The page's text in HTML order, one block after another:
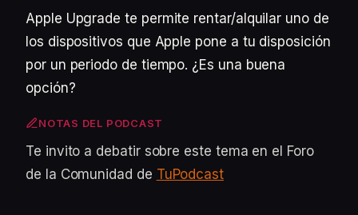
Apple Upgrade te permite rentar/alquilar uno de
los dispositivos que Apple pone a tu disposición
por un periodo de tiempo. ¿Es una buena
opción?
NOTAS DEL PODCAST
Te invito a debatir sobre este tema en el Foro
de la Comunidad de TuPodcast